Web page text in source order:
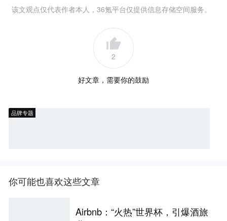
该文观点仅代表作者本人，36氪平台仅提供信息存储空间服务。
2
好文章，需要你的鼓励
品牌专题
你可能也喜欢这些文章
Airbnb：“火热”世界杯，引爆酒旅